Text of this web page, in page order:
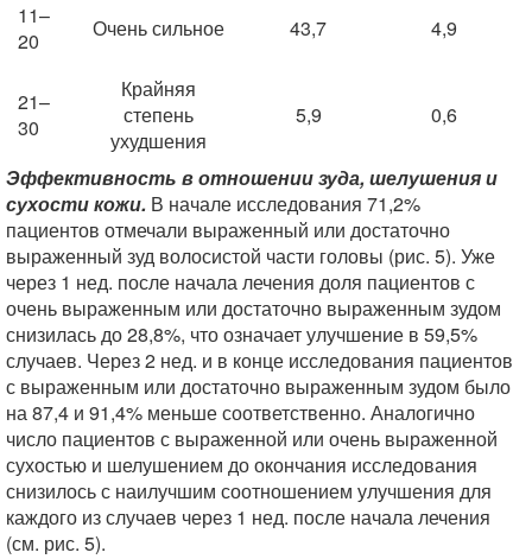
11–
20
Очень сильное 43,7 4,9
21–
30
Крайняя
степень
ухудшения
5,9 0,6
Эффективность в отношении зуда, шелушения и
сухости кожи. В начале исследования 71,2%
пациентов отмечали выраженный или достаточно
выраженный зуд волосистой части головы (рис. 5). Уже
через 1 нед. после начала лечения доля пациентов с
очень выраженным или достаточно выраженным зудом
снизилась до 28,8%, что означает улучшение в 59,5%
случаев. Через 2 нед. и в конце исследования пациентов
с выраженным или достаточно выраженным зудом было
на 87,4 и 91,4% меньше соответственно. Аналогично
число пациентов с выраженной или очень выраженной
сухостью и шелушением до окончания исследования
снизилось с наилучшим соотношением улучшения для
каждого из случаев через 1 нед. после начала лечения
(см. рис. 5).